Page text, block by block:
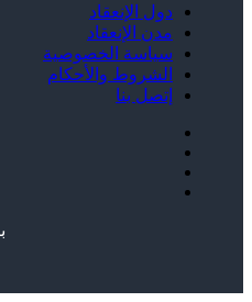
دول الإنعقاد
مدن الإنعقاد
سياسة الخصوصية
الشروط والأحكام
إتصل بنا